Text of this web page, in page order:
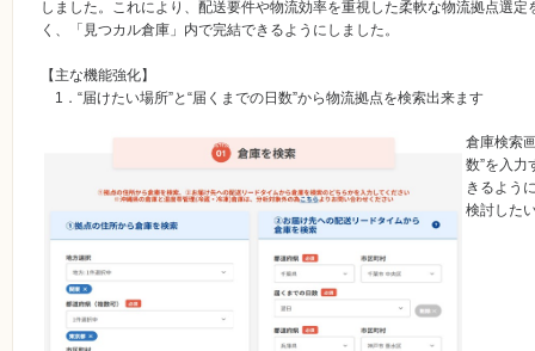
しました。これにより、配送要件や物流効率を重視した柔軟な物流拠点選
く、「見つカル倉庫」内で完結できるようにしました。
【主な機能強化】
1．“届けたい場所”と“届くまでの日数”から物流拠点を検索出来ます
倉庫検索
数”を入力
きるよう
検討した